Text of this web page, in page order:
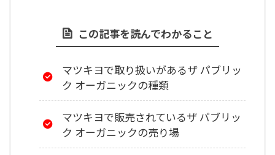
この記事を読んでわかること
マツキヨで取り扱いがあるザ パブリッ
ク オーガニックの種類
マツキヨで販売されているザ パブリッ
ク オーガニックの売り場